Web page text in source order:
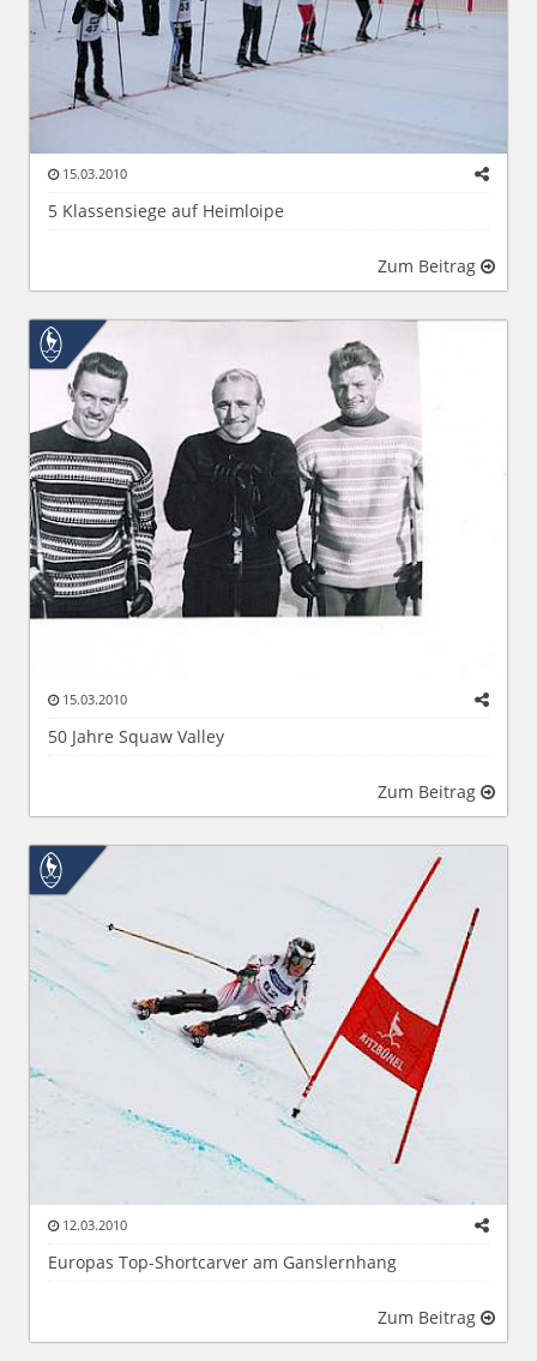
15.03.2010
5 Klassensiege auf Heimloipe
Zum Beitrag
15.03.2010
50 Jahre Squaw Valley
Zum Beitrag
12.03.2010
Europas Top-Shortcarver am Ganslernhang
Zum Beitrag